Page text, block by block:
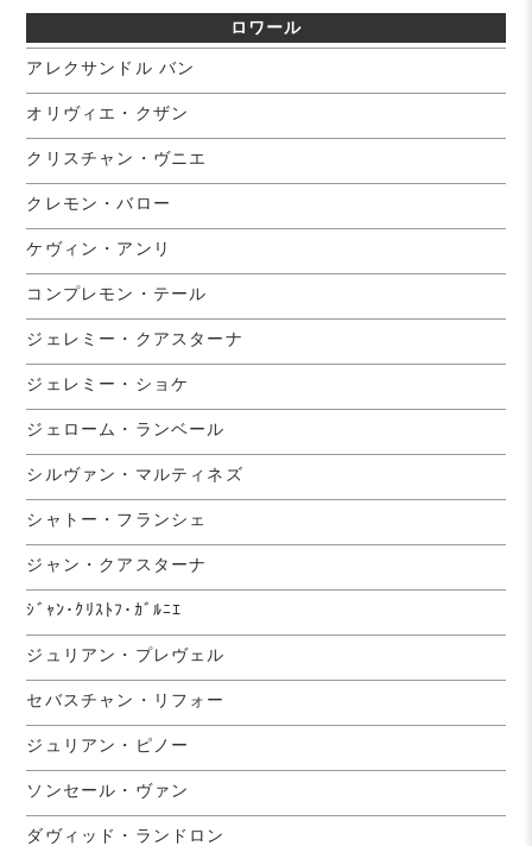
ロワール
アレクサンドル バン
オリヴィエ・クザン
クリスチャン・ヴニエ
クレモン・バロー
ケヴィン・アンリ
コンプレモン・テール
ジェレミー・クアスターナ
ジェレミー・ショケ
ジェローム・ランベール
シルヴァン・マルティネズ
シャトー・フランシェ
ジャン・クアスターナ
ｼﾞｬﾝ･ｸﾘｽﾄﾌ･ｶﾞﾙﾆｴ
ジュリアン・プレヴェル
セバスチャン・リフォー
ジュリアン・ピノー
ソンセール・ヴァン
ダヴィッド・ランドロン